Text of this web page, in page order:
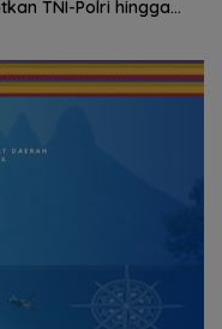
TNI-Polri hingga